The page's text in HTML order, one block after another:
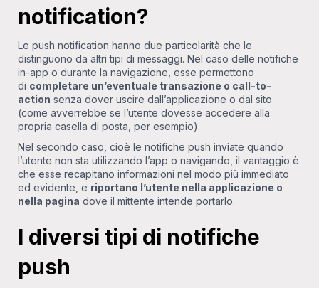
notification?
Le push notification hanno due particolarità che le
distinguono da altri tipi di messaggi. Nel caso delle notifiche
in-app o durante la navigazione, esse permettono
di completare un’eventuale transazione o call-to-
action senza dover uscire dall’applicazione o dal sito
(come avverrebbe se l’utente dovesse accedere alla
propria casella di posta, per esempio).
Nel secondo caso, cioè le notifiche push inviate quando
l’utente non sta utilizzando l’app o navigando, il vantaggio è
che esse recapitano informazioni nel modo più immediato
ed evidente, e riportano l’utente nella applicazione o
nella pagina dove il mittente intende portarlo.
I diversi tipi di notifiche
push